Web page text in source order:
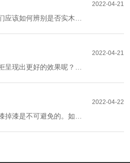
2022-04-21
该如何辨别是否实木家
2022-04-21
现出更好的效果呢？接
2022-04-22
漆是不可避免的。如果